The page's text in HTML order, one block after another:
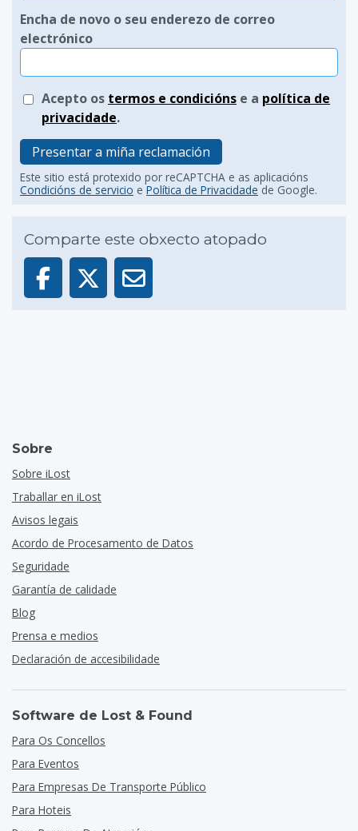
Encha de novo o seu enderezo de correo
electrónico
Acepto os termos e condicións e a política de
privacidade.
Presentar a miña reclamación
Este sitio está protexido por reCAPTCHA e as aplicacións
Condicións de servicio ePolítica de Privacidadede Google.
Comparte este obxecto atopado
Sobre
Sobre iLost
Traballar en iLost
Avisos legais
Acordo de Procesamento de Datos
Seguridade
Garantía de calidade
Blog
Prensa e medios
Declaración de accesibilidade
Software de Lost & Found
Para Os Concellos
Para Eventos
Para Empresas De Transporte Público
Para Hoteis